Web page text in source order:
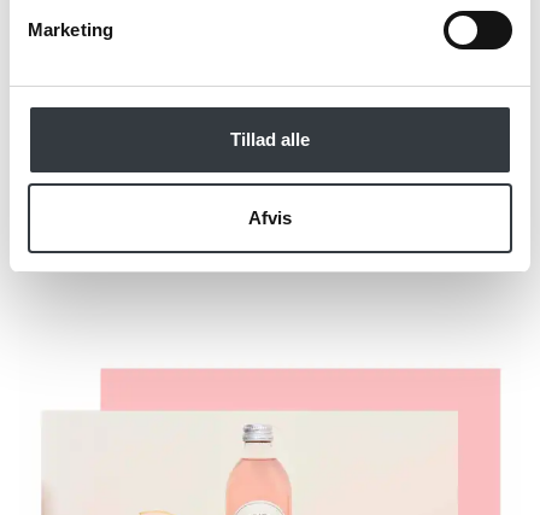
Marketing
Tillad alle
Afvis
Send